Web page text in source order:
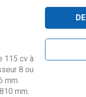
115 cv à
8 ou
mm.
mm.